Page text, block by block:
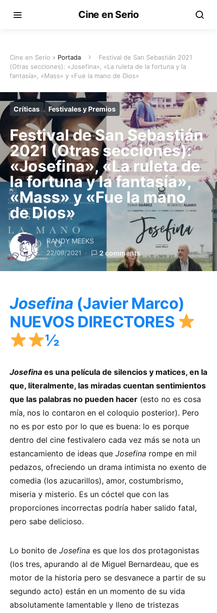
Cine en Serio
Cine en Serio » Portada
Festival de San Sebastián 2021
(Otras secciones): «Josefina», «La ruleta de la fortuna y la
fantasía», «Mass» y «Fue la mano de Dios»
Críticas Festivales y Premios
Festival de San Sebastián
2021 (Otras secciones):
«Josefina», «La ruleta de
la fortuna y la fantasía»,
«Mass» y «Fue la mano
de Dios»
RANDY MEEKS
22/09/2021 2 comments
Josefina (Javier Marco)
NUEVOS DIRECTORES
½
Josefina es una película de silencios y matices, en la
que, literalmente, las miradas cuentan sentimientos
que las palabras no pueden hacer (esto no es cosa
mía, nos lo contaron en el coloquio posterior). Pero
no es por esto por lo que es buena: lo es porque
dentro del cine festivalero cada vez más se nota un
estancamiento de ideas que Josefina rompe en mil
pedazos, ofreciendo un drama intimista no exento de
comedia (los azucarillos), amor, costumbrismo,
miseria y misterio. Es un cóctel que con las
proporciones incorrectas podría haber salido fatal,
pero sabe delicioso.
Lo bonito de Josefina es que los dos protagonistas
(los tres, apurando al de Miguel Bernardeau, que es
motor de la historia pero se desvanece a partir de su
segundo acto) están en un momento de su vida
absolutamente lamentable y lleno de tristezas